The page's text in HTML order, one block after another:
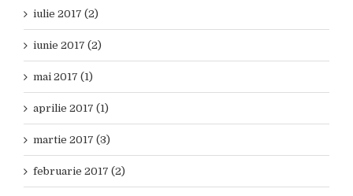
iulie 2017 (2)
iunie 2017 (2)
mai 2017 (1)
aprilie 2017 (1)
martie 2017 (3)
februarie 2017 (2)